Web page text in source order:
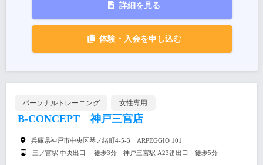
詳細を見る
体験・入会を申し込む
パーソナルトレーニング 女性専用
B-CONCEPT 神戸三宮店
兵庫県神戸市中央区琴ノ緒町4-5-3 ARPEGGIO 101
三ノ宮駅 中央出口 徒歩3分 神戸三宮駅 A23番出口 徒歩5分